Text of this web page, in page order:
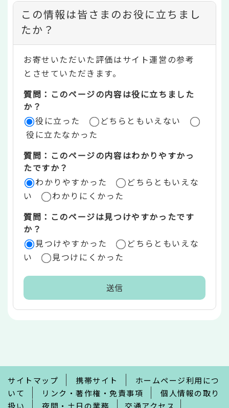
コ
ン
テ
ン
ツ
評
価
リ
ア
この情報は皆さまのお役に立ちまし
たか？
お寄せいただいた評価はサイト運営の参考
とさせていただきます。
質問：このページの内容は役に立ちました
か？
役に立った
どちらともいえない
役に立たなかった
質問：このページの内容はわかりやすかっ
たですか？
わかりやすかった
どちらともいえな
い
わかりにくかった
質問：このページは見つけやすかったです
か？
見つけやすかった
どちらともいえな
い
見つけにくかった
で
サイトマップ 携帯サイト
ホームページ利用につ
いて
リンク・著作権・免責事項
個人情報の取り
扱い
夜間・土日の業務 交通アクセス